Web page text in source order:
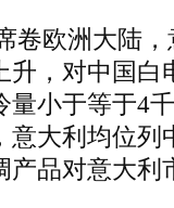
卷欧洲大陆，
，对中国白
小于等于4
大利均位列
品对意大利